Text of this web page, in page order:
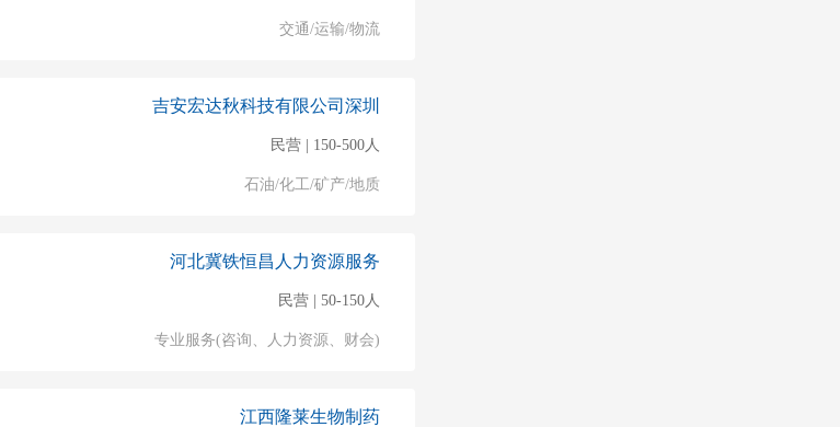
交通/运输/物流
吉安宏达秋科技有限公司深圳
民营 | 150-500人
石油/化工/矿产/地质
河北冀铁恒昌人力资源服务
民营 | 50-150人
专业服务(咨询、人力资源、财会)
江西隆莱生物制药